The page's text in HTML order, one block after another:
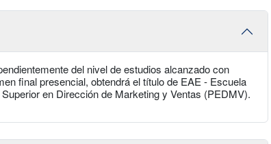
del nivel de estudios alcanzado con
final presencial, obtendrá el título de EAE - Escuela
en Dirección de Marketing y Ventas (PEDMV).